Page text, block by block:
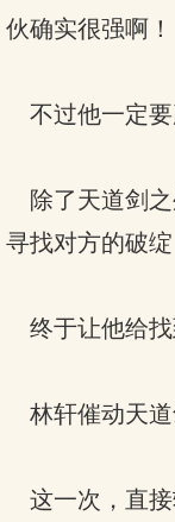
伙确实很强啊！
不过他一定要
除了天道剑之
寻找对方的破绽
终于让他给找
林轩催动天道
这一次，直接